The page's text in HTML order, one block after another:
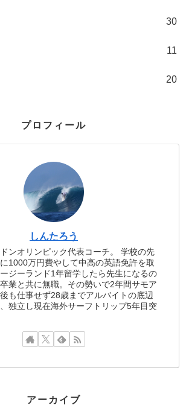
30
11
20
プロフィール
しんたろう
ンオリンピック代表コーチ。 学校の先
1000万円費やして中高の英語免許を取
ジーランド1年留学したら先生になるの
業と共に無職。その勢いで2年間サモア
も仕事せず28歳までアルバイトの底辺
独立し現在海外サーフトリップ5年目突
アーカイブ